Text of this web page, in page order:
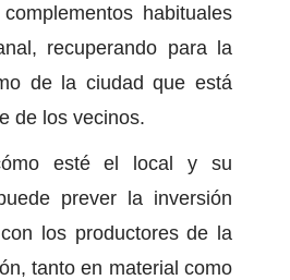
habituales
recuperando para la
de la ciudad que está
de los vecinos.
esté el local y su
prever la inversión
los productores de la
tanto en material como